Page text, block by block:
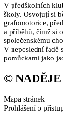
V předškolních
školy. Osvojují si
grafomotorice,
a příběhů, čímž si
společenskému
V neposlední řadě
pomůckami jako
© NADĚJE
Mapa stránek
Prohlášení o